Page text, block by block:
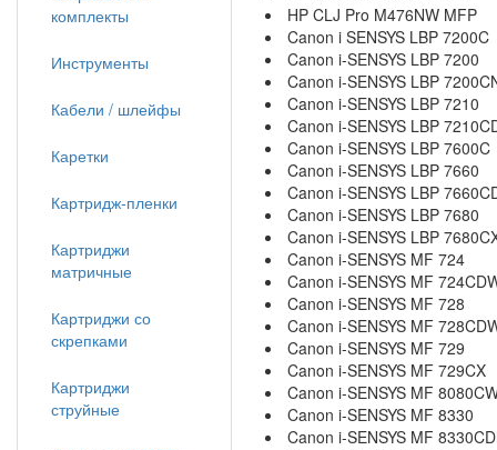
HP CLJ Pro M476NW MFP
Canon i SENSYS LBP 7200C
Canon i-SENSYS LBP 7200
Canon i-SENSYS LBP
Canon i-SENSYS LBP 7210
Canon i-SENSYS LBP
Canon i-SENSYS LBP 7600C
Canon i-SENSYS LBP 7660
Canon i-SENSYS LBP
Canon i-SENSYS LBP 7680
Canon i-SENSYS LBP
Canon i-SENSYS MF 724
Canon i-SENSYS MF
Canon i-SENSYS MF 728
Canon i-SENSYS MF
Canon i-SENSYS MF 729
Canon i-SENSYS MF 729CX
Canon i-SENSYS MF
Canon i-SENSYS MF 8330
Canon i-SENSYS MF
комплекты
Инструменты
Кабели / шлейфы
Каретки
Картридж-пленки
Картриджи
матричные
Картриджи со
скрепками
Картриджи
струйные